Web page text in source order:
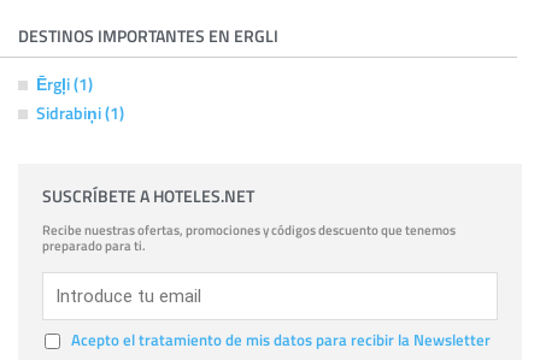
DESTINOS IMPORTANTES EN ERGLI
Ērgļi (1)
Sidrabiņi (1)
SUSCRÍBETE A HOTELES.NET
Recibe nuestras ofertas, promociones y códigos descuento que tenemos
preparado para ti.
Acepto el tratamiento de mis datos para recibir la Newsletter